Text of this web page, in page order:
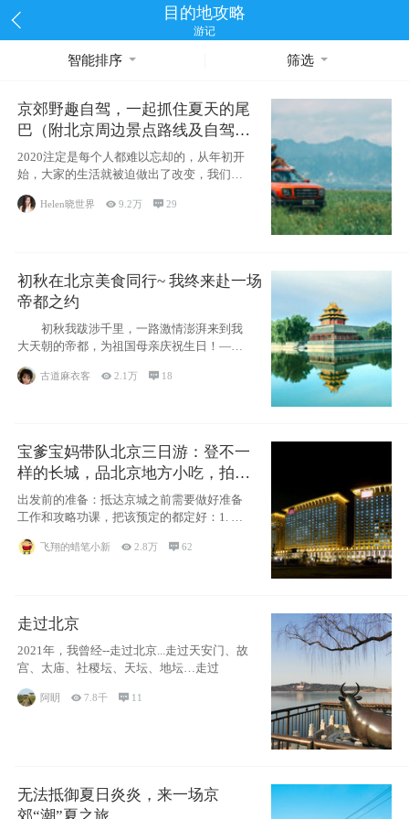
目的地攻略
游记
智能排序 筛选
京郊野趣自驾，一起抓住夏天的尾
巴（附北京周边景点路线及自驾攻
略）
2020注定是每个人都难以忘却的，从年初开
始，大家的生活就被迫做出了改变，我们也
不例外。本来双双辞职是为
Helen晓世界 9.2万 29
初秋在北京美食同行~ 我终来赴一场
帝都之约
初秋我跋涉千里，一路激情澎湃来到我
大天朝的帝都，为祖国母亲庆祝生日！——
古道麻衣客 2.1万  18
宝爹宝妈带队北京三日游：登不一
样的长城，品北京地方小吃，拍盘
古七星夜景！
出发前的准备：抵达京城之前需要做好准备
工作和攻略功课，把该预定的都定好：1. 酒
飞翔的蜡笔小新 2.8万 62
走过北京
2021年，我曾经--走过北京...走过天安门、故
宫、太庙、社稷坛、天坛、地坛…走过
阿眀 7.8千  11
无法抵御夏日炎炎，来一场京